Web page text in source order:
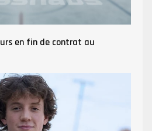
en fin de contrat au